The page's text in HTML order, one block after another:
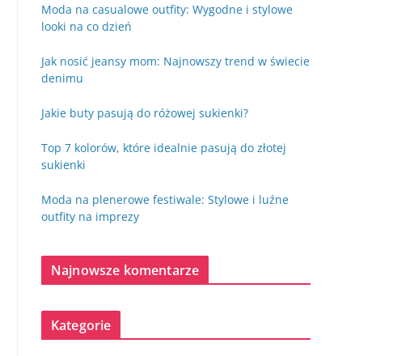
Moda na casualowe outfity: Wygodne i stylowe
looki na co dzień
Jak nosić jeansy mom: Najnowszy trend w świecie
denimu
Jakie buty pasują do różowej sukienki?
Top 7 kolorów, które idealnie pasują do złotej
sukienki
Moda na plenerowe festiwale: Stylowe i luźne
outfity na imprezy
Najnowsze komentarze
Kategorie